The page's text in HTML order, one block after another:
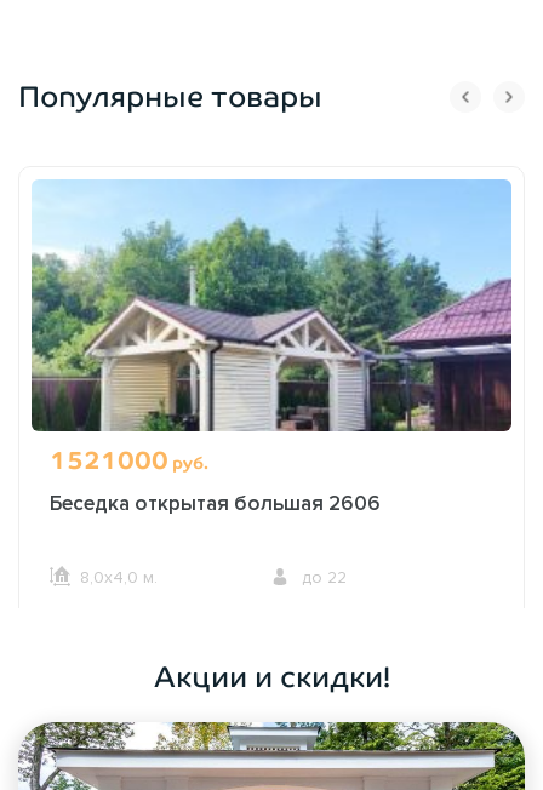
Популярные товары
1521000 руб.
Беседка открытая большая 2606
8,0х4,0 м. до 22
Акции и скидки!